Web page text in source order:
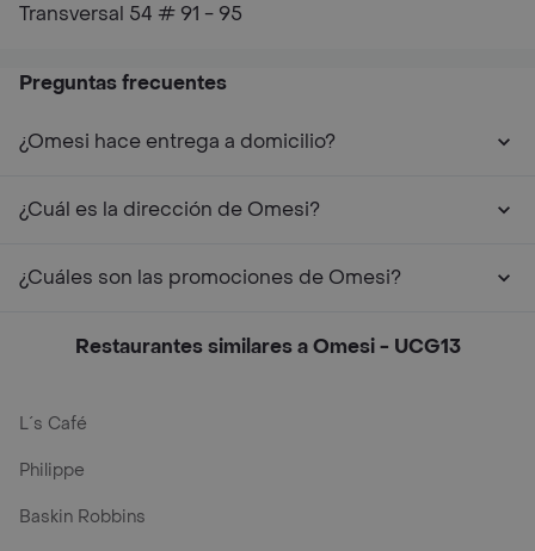
Transversal 54 # 91 - 95
Preguntas frecuentes
¿Omesi hace entrega a domicilio?
¿Cuál es la dirección de Omesi?
¿Cuáles son las promociones de Omesi?
Restaurantes similares a Omesi - UCG13
L´s Café
Philippe
Baskin Robbins